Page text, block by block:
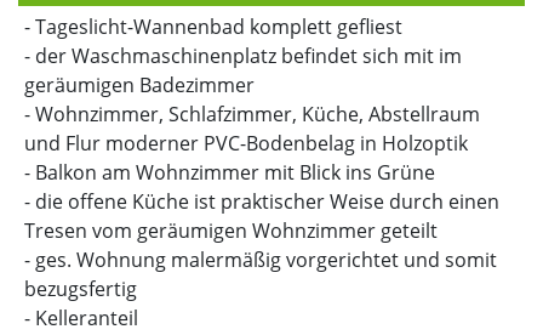
- Tageslicht-Wannenbad komplett gefliest
- der Waschmaschinenplatz befindet sich mit im
geräumigen Badezimmer
- Wohnzimmer, Schlafzimmer, Küche, Abstellraum
und Flur moderner PVC-Bodenbelag in Holzoptik
- Balkon am Wohnzimmer mit Blick ins Grüne
- die offene Küche ist praktischer Weise durch einen
Tresen vom geräumigen Wohnzimmer geteilt
- ges. Wohnung malermäßig vorgerichtet und somit
bezugsfertig
- Kelleranteil